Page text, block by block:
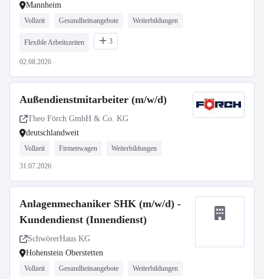
Mannheim
Vollzeit Gesundheitsangebote Weiterbildungen
Flexible Arbeitszeiten 3
02.08.2026
Außendienstmitarbeiter (m/w/d)
Theo Förch GmbH & Co. KG
deutschlandweit
Vollzeit Firmenwagen Weiterbildungen
31.07.2026
Anlagenmechaniker SHK (m/w/d) -
Kundendienst (Innendienst)
SchwörerHaus KG
Hohenstein Oberstetten
Vollzeit Gesundheitsangebote Weiterbildungen